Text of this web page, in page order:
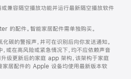
兼容隔空播放功能并运行最新隔空播放软件
的配件。智能家居配件需单独购买。
碳的警报声，并可在识别后向你发送通知。
或在高风险或紧急情况下，均不应依赖声音
级更新后的家庭 app 架构，该架构于家庭
家居配件的 Apple 设备均使用最新版本软